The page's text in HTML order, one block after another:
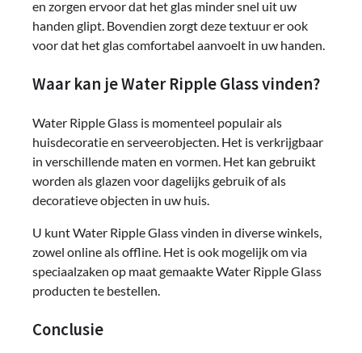
en zorgen ervoor dat het glas minder snel uit uw
handen glipt. Bovendien zorgt deze textuur er ook
voor dat het glas comfortabel aanvoelt in uw handen.
Waar kan je Water Ripple Glass vinden?
Water Ripple Glass is momenteel populair als
huisdecoratie en serveerobjecten. Het is verkrijgbaar
in verschillende maten en vormen. Het kan gebruikt
worden als glazen voor dagelijks gebruik of als
decoratieve objecten in uw huis.
U kunt Water Ripple Glass vinden in diverse winkels,
zowel online als offline. Het is ook mogelijk om via
speciaalzaken op maat gemaakte Water Ripple Glass
producten te bestellen.
Conclusie